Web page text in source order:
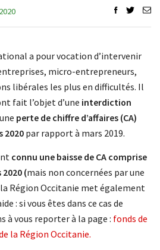
a pour vocation d’intervenir
micro-entrepreneurs,
libérales les plus en difficultés. Il
fait l’objet d’une interdiction
perte de chiffre d’affaires (CA)
2020 par rapport à mars 2019.
connu une baisse de CA comprise
(mais non concernées par une
Région Occitanie met également
: si vous êtes dans ce cas de
à vous reporter à la page : fonds de
la Région Occitanie.